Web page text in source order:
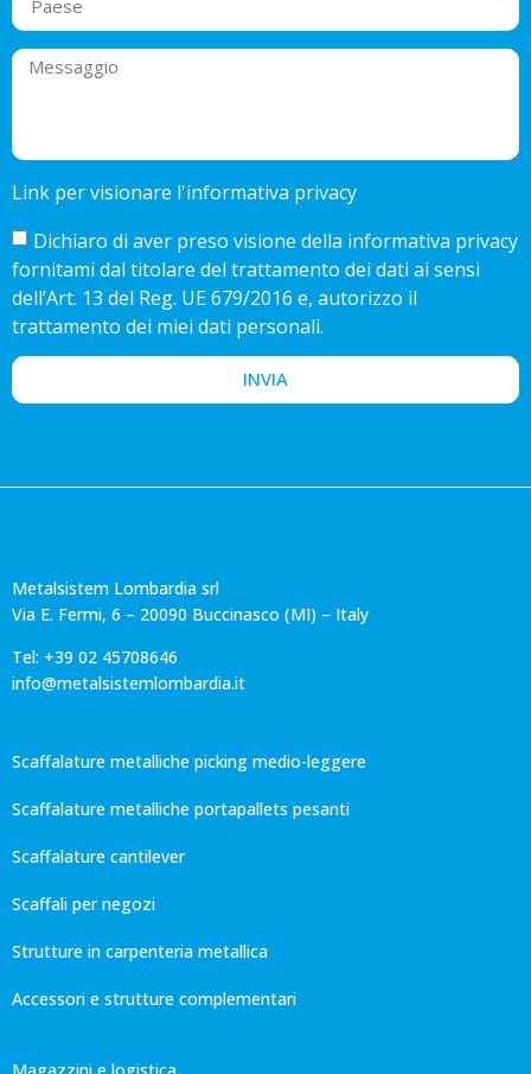
Link per visionare l'informativa privacy
Dichiaro di aver preso visione della informativa privacy
fornitami dal titolare del trattamento dei dati ai sensi
dell’Art. 13 del Reg. UE 679/2016 e, autorizzo il
trattamento dei miei dati personali.
INVIA
Metalsistem Lombardia srl
Via E. Fermi, 6 – 20090 Buccinasco (MI) – Italy
Tel: +39 02 45708646
info@metalsistemlombardia.it
Scaffalature metalliche picking medio-leggere
Scaffalature metalliche portapallets pesanti
Scaffalature cantilever
Scaffali per negozi
Strutture in carpenteria metallica
Accessori e strutture complementari
Magazzini e logistica